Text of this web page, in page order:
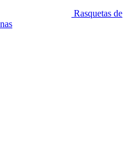
Rasquetas de